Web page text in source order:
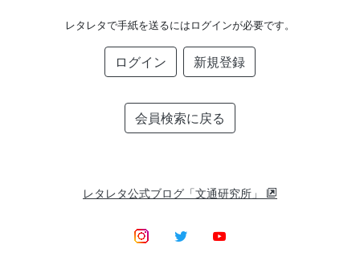
レタレタで手紙を送るにはログインが必要です。
ログイン 新規登録
会員検索に戻る
レタレタ公式ブログ「文通研究所」